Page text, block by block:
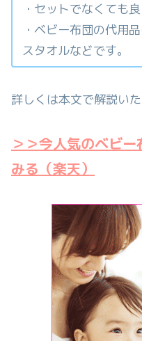
・セットでなくても
・ベビー布団の代用
スタオルなどです。
詳しくは本文で解説い
＞＞今人気のベビ
みる（楽天）